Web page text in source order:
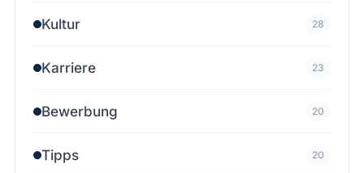
Kultur 28
Karriere 23
Bewerbung 20
Tipps 20